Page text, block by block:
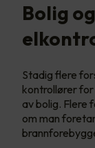
Bolig
Stadig flere
kontrollører
av bolig. Flere
om man